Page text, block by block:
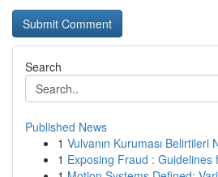
Search
Published News
1 Vulvanın Kuruması Belirtileri
1 Exposing Fraud : Guidelines